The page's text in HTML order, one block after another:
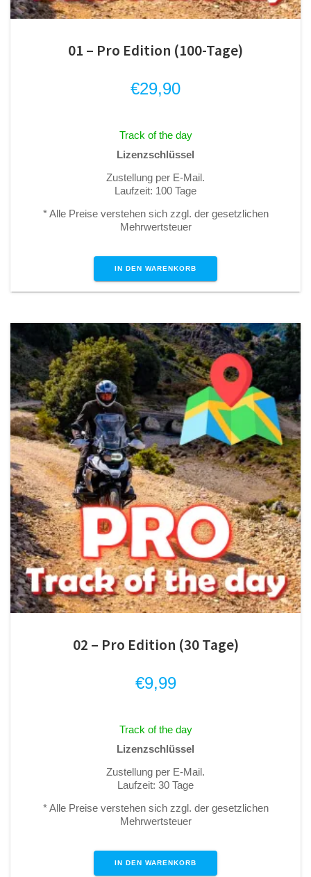
01 – Pro Edition (100-Tage)
€29,90
Track of the day
Lizenzschlüssel
Zustellung per E-Mail.
Laufzeit: 100 Tage
* Alle Preise verstehen sich zzgl. der gesetzlichen
Mehrwertsteuer
IN DEN WARENKORB
02 – Pro Edition (30 Tage)
€9,99
Track of the day
Lizenzschlüssel
Zustellung per E-Mail.
Laufzeit: 30 Tage
* Alle Preise verstehen sich zzgl. der gesetzlichen
Mehrwertsteuer
IN DEN WARENKORB